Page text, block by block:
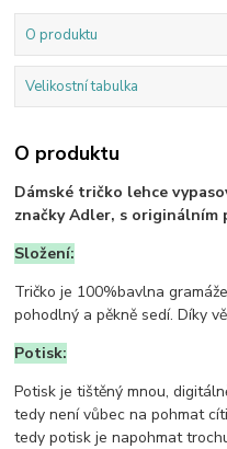
O produktu
Velikostní tabulka
O produktu
Dámské tričko lehce
značky Adler, s originálním
Složení:
Tričko je 100%bavlna
pohodlný a pěkně sedí. Díky
Potisk:
Potisk je tištěný mnou,
tedy není vůbec na pohmat
tedy potisk je napohmat